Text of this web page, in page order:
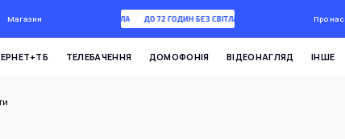
Магазин ДО 72 ГОДИН БЕЗ СВІТЛА ДО 72 ГОДИН БЕЗ СВІТЛА
Про нас
ТЕЛЕБАЧЕННЯ ДОМОФОНІЯ ВІДЕОНАГЛЯД ІНШЕ